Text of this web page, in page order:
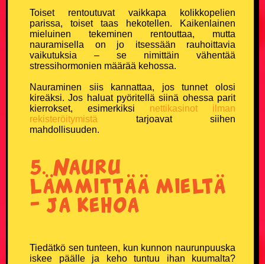
Vanhusvitsit
Vankilavitsit
Yleisvitsit
SUOSITUIMMAT VITSIT
Päivän katsotuimmat vitsit
Viikon katsotuimmat vitsit
100 suosituinta vitsiä
Toiset rentoutuvat vaikkapa kolikkopelien
parissa, toiset taas hekotellen. Kaikenlainen
mieluinen tekeminen rentouttaa, mutta
nauramisella on jo itsessään rauhoittavia
vaikutuksia – se nimittäin vähentää
stressihormonien määrää kehossa.
Nauraminen siis kannattaa, jos tunnet olosi
kireäksi. Jos haluat pyöritellä siinä ohessa parit
kierrokset, esimerkiksi nettikasinot ilman
rekisteröitymistä tarjoavat siihen
mahdollisuuden.
5. Nauru
lämmittää mieltä
– ja kehoa
Tiedätkö sen tunteen, kun kunnon naurunpuuska
iskee päälle ja keho tuntuu ihan kuumalta?